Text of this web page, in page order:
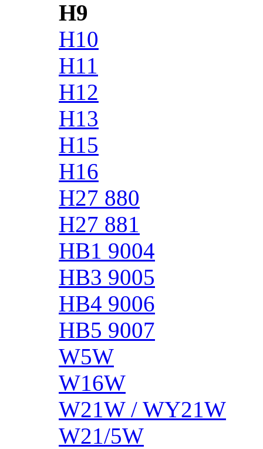
H9
H10
H11
H12
H13
H15
H16
H27 880
H27 881
HB1 9004
HB3 9005
HB4 9006
HB5 9007
W5W
W16W
W21W / WY21W
W21/5W